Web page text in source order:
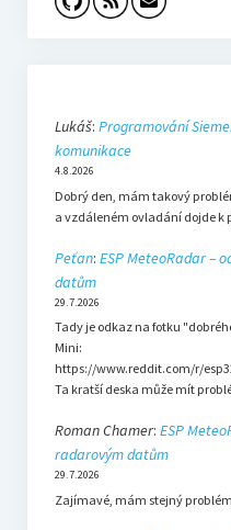
Lukáš: Programování
komunikace
4.8.2026
Dobrý den, mám takový
a vzdáleném ovladání dojde
Peťan: ESP MeteoRadar –
datům
29.7.2026
Tady je odkaz na fotku
Mini:
https://www.reddit.com/r/
Ta kratší deska může mít
Roman Chamer: ESP
radarovým datům
29.7.2026
Zajímavé, mám stejný